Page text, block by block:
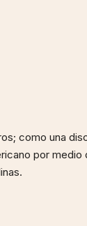
como una
por medio